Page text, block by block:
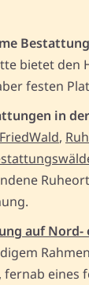
bietet den
festen
in
FriedWald,
auf Nord-
fernab eines